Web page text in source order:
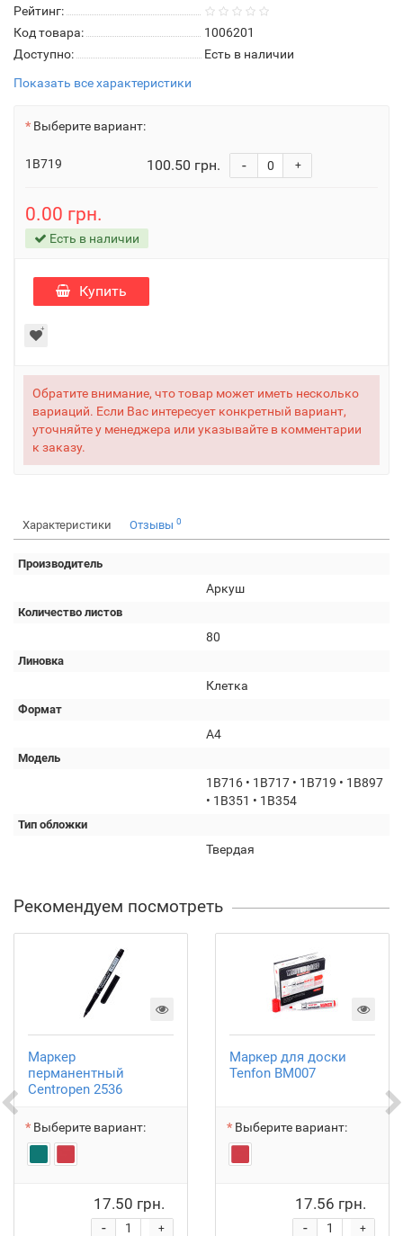
Рейтинг:
Код товара:
1006201
Доступно:
Есть в наличии
Показать все характеристики
Выберите вариант:
1B719 100.50 грн. +
-
0.00 грн.
Есть в наличии
Купить
Обратите внимание, что товар может иметь несколько
вариаций. Если Вас интересует конкретный вариант,
уточняйте у менеджера или указывайте в комментарии
к заказу.
Характеристики Отзывы 0
Производитель
Аркуш
Количество листов
80
Линовка
Клетка
Формат
А4
Модель
1B716 • 1B717 • 1B719 • 1B897
• 1В351 • 1В354
Тип обложки
Твердая
Рекомендуем посмотреть
Маркер
перманентный
Centropen 2536
Выберите вариант:
17.50 грн.
+
-
Маркер для доски
Tenfon BM007
Выберите вариант:
17.56 грн.
+
-